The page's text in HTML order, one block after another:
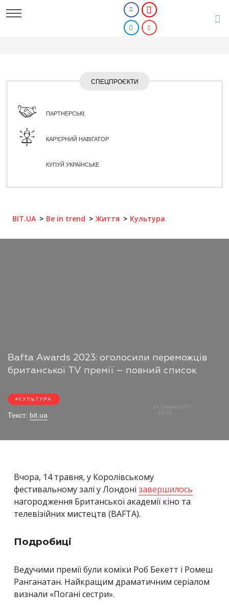
СПЕЦПРОЄКТИ
ПАРТНЕРСЬКІ
КАР'ЄРНИЙ НАВІГАТОР
КУПУЙ УКРАЇНСЬКЕ
BIT.UA Be in trend Життя Культура
Bafta Awards 2023: оголосили переможців
британської TV премії – повний список
КУЛЬТУРА
Текст: bit.ua
Вчора, 14 травня, у Королівському
фестивальному залі у Лондоні завершилось
нагородження Британської академії кіно та
телевізійних мистецтв (BAFTA).
Подробиці
Ведучими премії були коміки Роб Бекетт і Ромеш
Ранганатан. Найкращим драматичним серіалом
визнали «Погані сестри».